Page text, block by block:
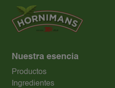
Nuestra esencia
Productos
Ingredientes